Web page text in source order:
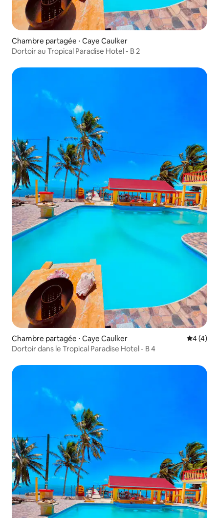
Chambre partagée ⋅ Caye Caulker
Dortoir au Tropical Paradise Hotel - B 2
Chambre partagée ⋅ Caye Caulker
4 (4)
Dortoir dans le Tropical Paradise Hotel - B 4